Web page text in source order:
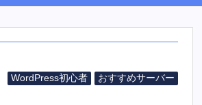
WordPress初心者
おすすめサーバー